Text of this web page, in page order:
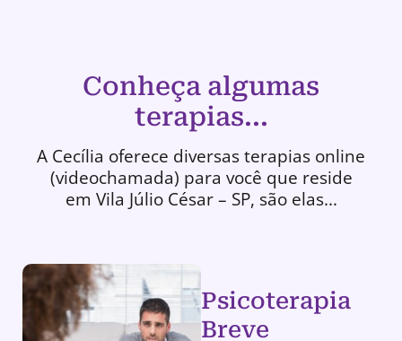
Conheça algumas
terapias...
A Cecília oferece diversas terapias online
(videochamada) para você que reside
em Vila Júlio César – SP, são elas...
Psicoterapia
Breve